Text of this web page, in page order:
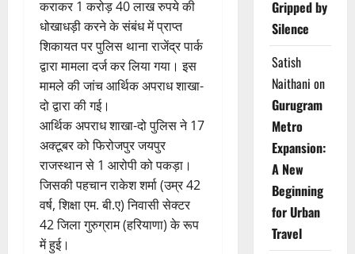
कराकर 1 करोड़ 40 लाख रुपये की
धोखाधड़ी करने के संबंध में प्राप्त
शिकायत पर पुलिस थाना राजेंद्र पार्क
द्वारा मामला दर्ज कर लिया गया। इस
मामले की जांच आर्थिक अपराध शाखा-
दो द्वारा की गई।
आर्थिक अपराध शाखा-दो पुलिस ने 17
अक्टूबर को फिरोजपुर जयपुर
राजस्थान से 1 आरोपी को पकड़ा।
जिसकी पहचान राकेश शर्मा (उम्र 42
वर्ष, शिक्षा एम. बी.ए) निवासी सेक्टर
42 जिला गुरुग्राम (हरियाणा) के रूप
में हुई।
Gripped by
Silence
Satish
Naithani on
Gurugram
Metro
Expansion:
A New
Beginning
for Urban
Travel